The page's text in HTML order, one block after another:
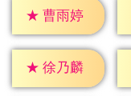
★ 曹雨婷
★ 徐乃麟